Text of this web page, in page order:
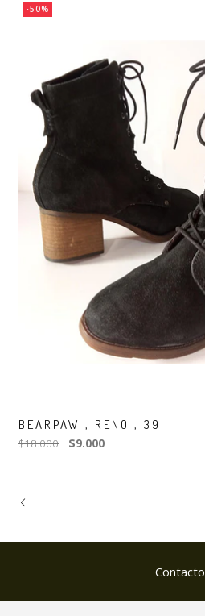
-50%
BEARPAW , RENO , 39
$18.000 $9.000
Contacto